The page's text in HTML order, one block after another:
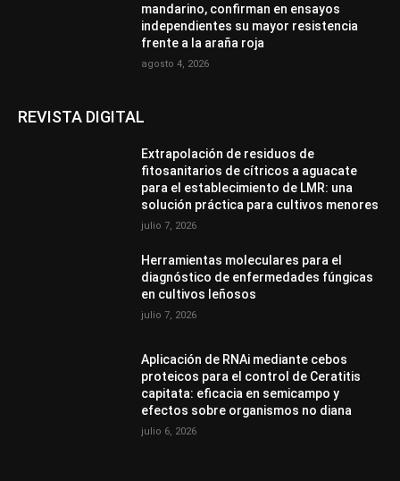
mandarino, confirman en ensayos
independientes su mayor resistencia
frente a la araña roja
agosto 4, 2026
REVISTA DIGITAL
Extrapolación de residuos de
fitosanitarios de cítricos a aguacate
para el establecimiento de LMR: una
solución práctica para cultivos menores
julio 7, 2026
Herramientas moleculares para el
diagnóstico de enfermedades fúngicas
en cultivos leñosos
julio 7, 2026
Aplicación de RNAi mediante cebos
proteicos para el control de Ceratitis
capitata: eficacia en semicampo y
efectos sobre organismos no diana
julio 6, 2026